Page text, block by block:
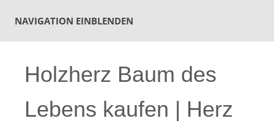
NAVIGATION EINBLENDEN
Holzherz Baum des
Lebens kaufen | Herz